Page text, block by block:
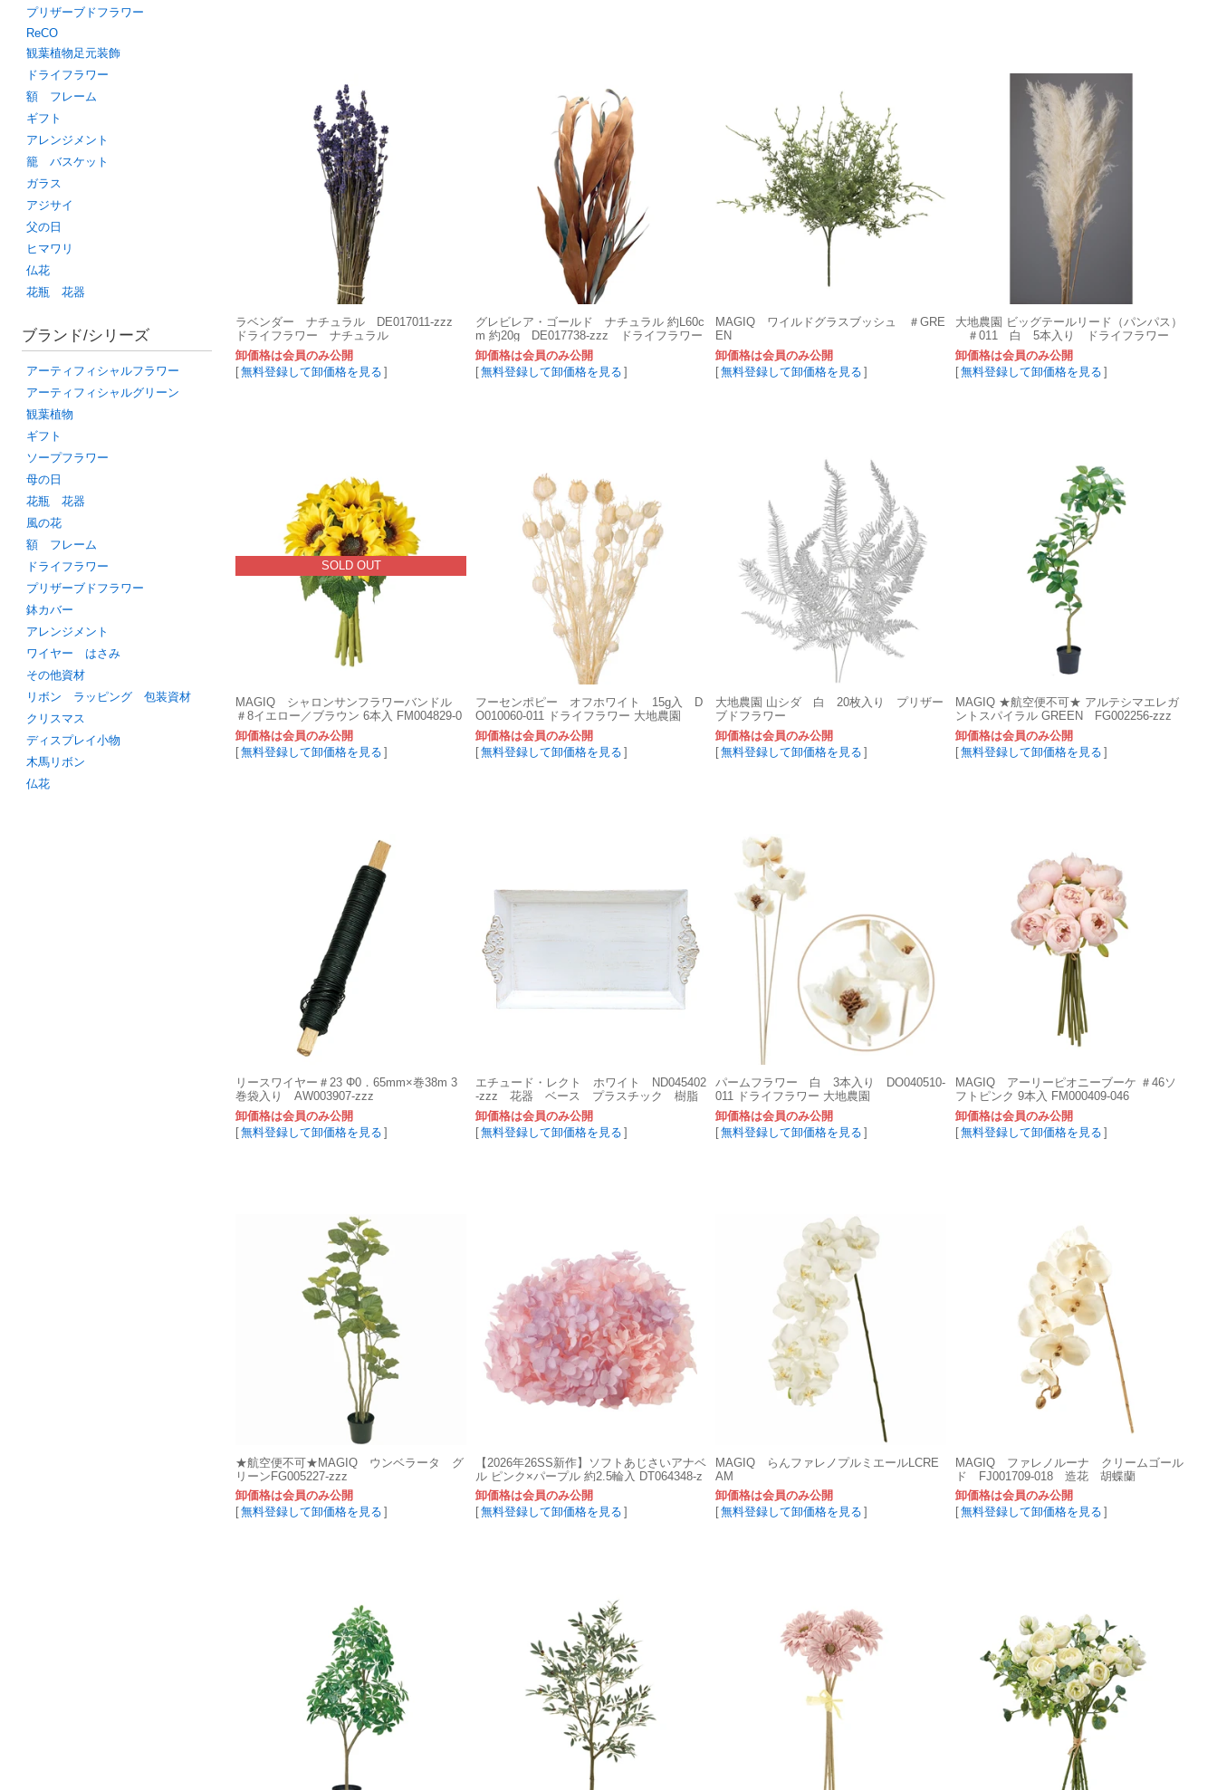
プリザーブドフラワー
ReCO
観葉植物足元装飾
ドライフラワー
額 フレーム
ギフト
アレンジメント
籠 バスケット
ガラス
アジサイ
父の日
ヒマワリ
仏花
花瓶 花器
ブランド/シリーズ
アーティフィシャルフラワー
アーティフィシャルグリーン
観葉植物
ギフト
ソープフラワー
母の日
花瓶 花器
風の花
額 フレーム
ドライフラワー
プリザーブドフラワー
鉢カバー
アレンジメント
ワイヤー はさみ
その他資材
リボン ラッピング 包装資材
クリスマス
ディスプレイ小物
木馬リボン
仏花
ラベンダー ナチュラル DE017011-zzz
ドライフラワー ナチュラル
卸価格は会員のみ公開
[無料登録して卸価格を見る ]
グレビレア・ゴールド ナチュラル 約L60c
m 約20g DE017738-zzz ドライフラワー
卸価格は会員のみ公開
[無料登録して卸価格を見る ]
MAGIQ ワイルドグラスブッシュ ＃GRE
EN
卸価格は会員のみ公開
[無料登録して卸価格を見る ]
大地農園 ビッグテールリード（パンパス）
＃011 白 5本入り ドライフラワー
卸価格は会員のみ公開
[無料登録して卸価格を見る ]
SOLD OUT
MAGIQ シャロンサンフラワーバンドル
＃8イエロー／ブラウン 6本入 FM004829-0
08
卸価格は会員のみ公開
[無料登録して卸価格を見る ]
フーセンポピー オフホワイト 15g入 D
O010060-011 ドライフラワー 大地農園
卸価格は会員のみ公開
[無料登録して卸価格を見る ]
大地農園 山シダ 白 20枚入り プリザー
ブドフラワー
卸価格は会員のみ公開
[無料登録して卸価格を見る ]
MAGIQ ★航空便不可★ アルテシマエレガ
ントスパイラル GREEN FG002256-zzz
卸価格は会員のみ公開
[無料登録して卸価格を見る ]
リースワイヤー＃23 Φ0．65mm×巻38m 3
巻袋入り AW003907-zzz
卸価格は会員のみ公開
[無料登録して卸価格を見る ]
エチュード・レクト ホワイト ND045402
-zzz 花器 ベース プラスチック 樹脂
卸価格は会員のみ公開
[無料登録して卸価格を見る ]
パームフラワー 白 3本入り DO040510-
011 ドライフラワー 大地農園
卸価格は会員のみ公開
[無料登録して卸価格を見る ]
MAGIQ アーリーピオニーブーケ ＃46ソ
フトピンク 9本入 FM000409-046
卸価格は会員のみ公開
[無料登録して卸価格を見る ]
★航空便不可★MAGIQ ウンベラータ グ
リーンFG005227-zzz
卸価格は会員のみ公開
[無料登録して卸価格を見る ]
【2026年26SS新作】ソフトあじさいアナベ
ル ピンク×パープル 約2.5輪入 DT064348-z
zz プリザーブド
卸価格は会員のみ公開
[無料登録して卸価格を見る ]
MAGIQ らんファレノプルミエールLCRE
AM
卸価格は会員のみ公開
[無料登録して卸価格を見る ]
MAGIQ ファレノルーナ クリームゴール
ド FJ001709-018 造花 胡蝶蘭
卸価格は会員のみ公開
[無料登録して卸価格を見る ]